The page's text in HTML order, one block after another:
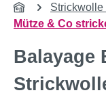
Strickwolle
Mütze & Co
Balayage